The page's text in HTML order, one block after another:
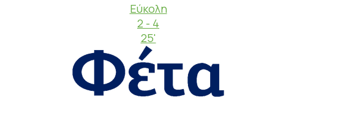
Εύκολη
2 - 4
25'